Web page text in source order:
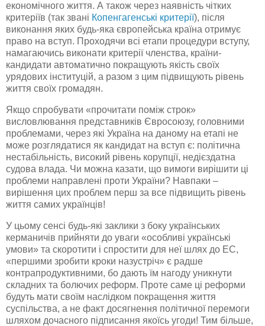
економічного життя. А також через наявність чітких
критеріїв (так звані Копенгагенські критерії), після
виконання яких будь-яка європейська країна отримує
право на вступ. Проходячи всі етапи процедури вступу,
намагаючись виконати критерії членства, країни-
кандидати автоматично покращують якість своїх
урядових інституцій, а разом з цим підвищують рівень
життя своїх громадян.
Якщо спробувати «прочитати поміж строк»
висловлювання представників Євросоюзу, головними
проблемами, через які Україна на даному на етапі не
може розглядатися як кандидат на вступ є: політична
нестабільність, високий рівень корупції, недієздатна
судова влада. Чи можна казати, що вимоги вирішити ці
проблеми направлені проти України? Навпаки –
вирішення цих проблем перш за все підвищить рівень
життя самих українців!
У цьому сенсі будь-які заклики з боку українських
керманичів прийняти до уваги «особливі українські
умови» та скоротити і спростити для неї шлях до ЕС,
«першими зробити кроки назустріч» є радше
контрапродуктивними, бо дають їм нагоду уникнути
складних та болючих реформ. Проте саме ці реформи
будуть мати своїм наслідком покращення життя
суспільства, а не факт досягнення політичної перемоги
шляхом дочасного підписання якоїсь угоди! Тим більше,